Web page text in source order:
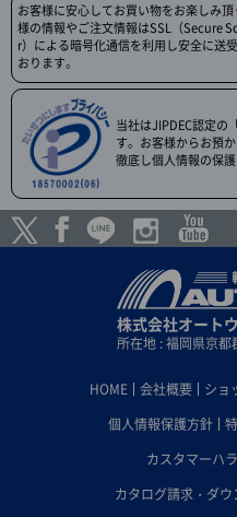
お客様に安心してお買い物をお楽しみ
様の情報やご注文情報はSSL（Secure
r）による暗号化通信を利用し安全に送
おります。
当社はJIPDEC認定の
す。お客様からお預
徹底し個人情報の保
株式会社オート
所在地 : 福岡県京
HOME 会社概要 ショ
個人情報保護方針
カスタマーハ
カタログ請求・ダウ